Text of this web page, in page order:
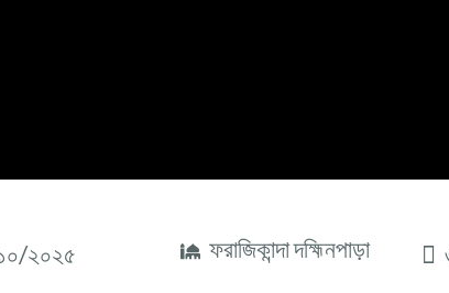
২০২৫ ফরাজিকান্দা দহ্মিনপাড়া